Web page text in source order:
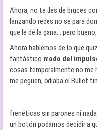
Ahora, no te des de bruces
lanzando redes no se para
que le dé la gana… pero
Ahora hablemos de lo que
fantástico modo del
cosas temporalmente no me
me peguen, odiaba el Bullet
frenéticas sin parones ni
un botón podamos decidir a